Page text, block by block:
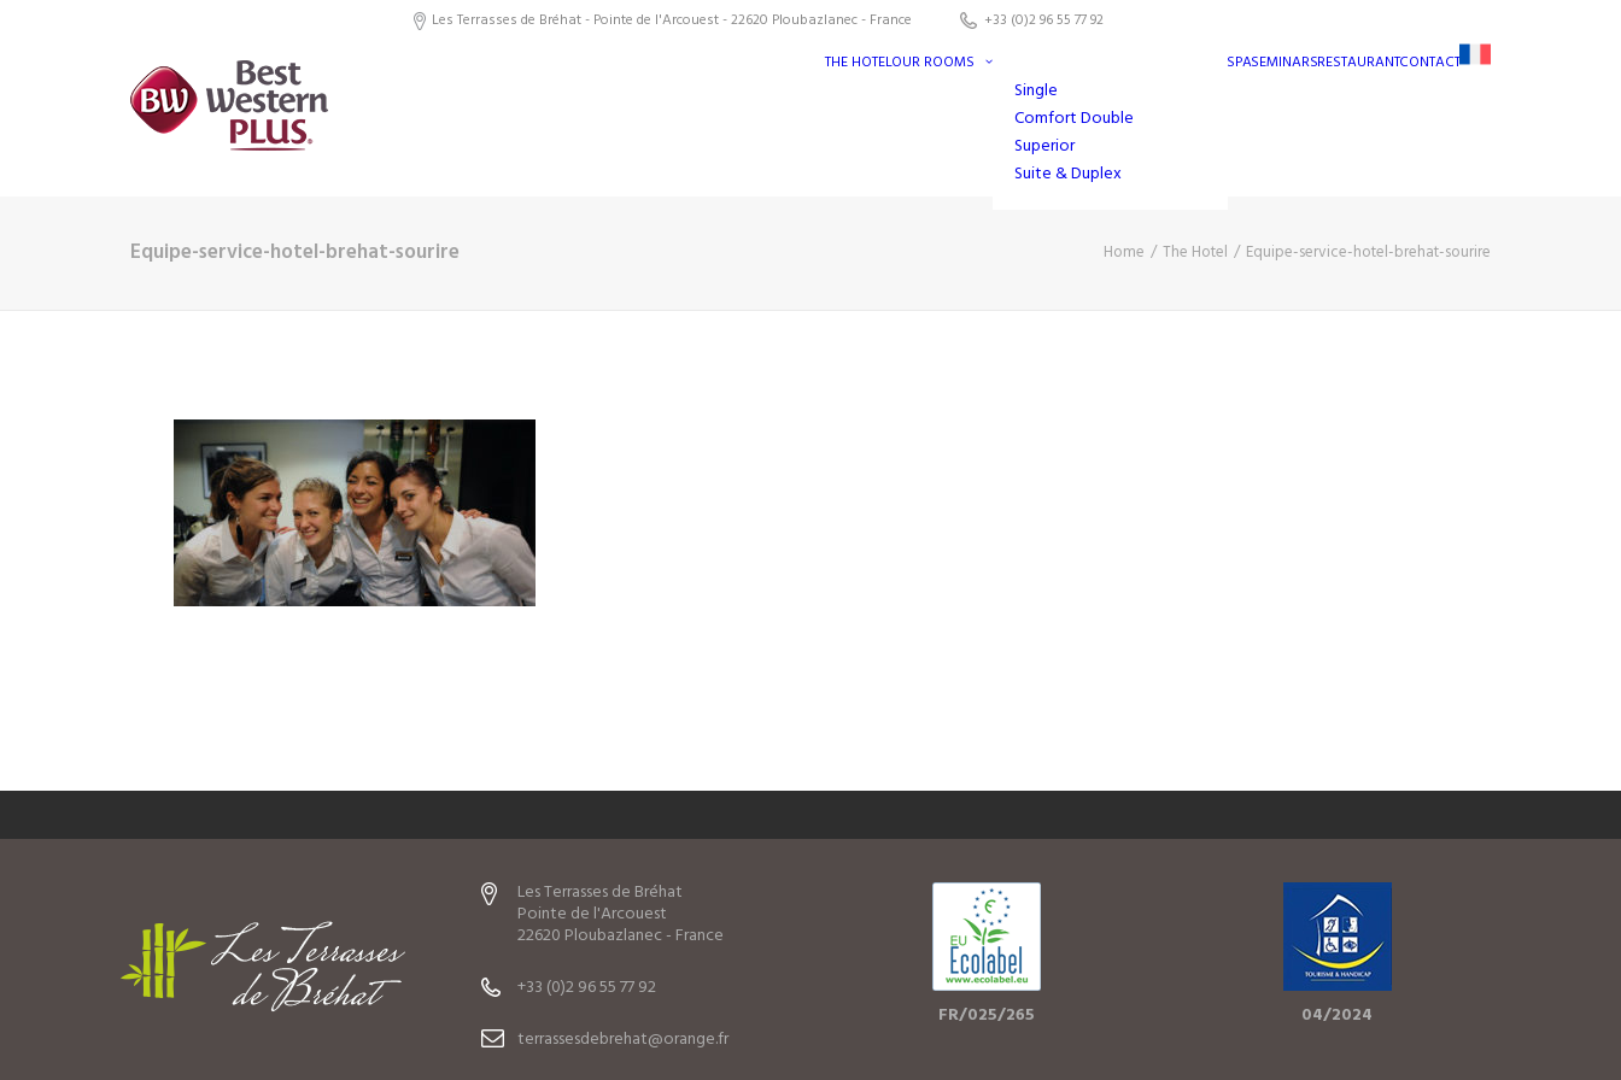
Les Terrasses de Bréhat - Pointe de l'Arcouest - 22620 Ploubazlanec - France
+33 (0)2 96 55 77 92
THE HOTELOUR ROOMS
Single
Comfort Double
Superior
Suite & Duplex
SPASEMINARSRESTAURANTCONTACT
Equipe-service-hotel-brehat-sourire Home The Hotel Equipe-service-hotel-brehat-sourire
Les Terrasses de Bréhat
Pointe de l'Arcouest
22620 Ploubazlanec - France
+33 (0)2 96 55 77 92
terrassesdebrehat@orange.fr
FR/025/265 04/2024